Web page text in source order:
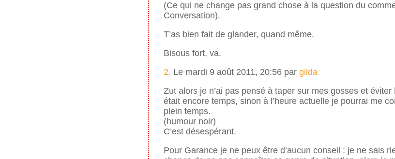
(Ce qui ne change pas grand chose à la question du
Conversation).
T’as bien fait de glander, quand même.
Bisous fort, va.
2. Le mardi 9 août 2011, 20:56 pargilda
Zut alors je n’ai pas pensé à taper sur mes gosses et éviter
était encore temps, sinon à l’heure actuelle je pourrai me
plein temps.
(humour noir)
C’est désespérant.
Pour Garance je ne peux être d’aucun conseil : je ne sais